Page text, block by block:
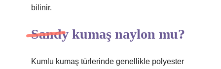
bilinir.
Sandy kumaş naylon mu?
Kumlu kumaş türlerinde genellikle polyester